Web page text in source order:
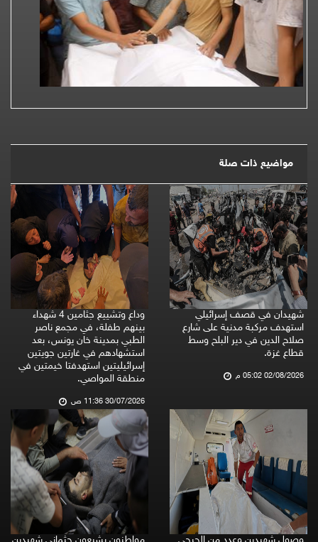
مواضيع ذات صلة
شهيدان في قصف إسرائيلي
استهدف مركبة مدنية على شارع
صلاح الدين في دير البلح وسط
قطاع غزة.
02/08/2026 05:02 م
وداع وتشييع جثامين 4 شهداء
بينهم طفلة، في مجمع ناصر
الطبي بمدينة خان يونس، بعد
استشهادهم في غارتين جويتين
إسرائيليتين استهدفتا خيمتين في
منطقة المواصي.
30/07/2026 11:36 ص